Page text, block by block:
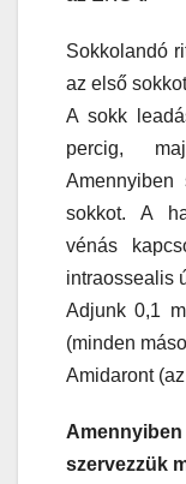
Sokkolandó
az első
A sokk
percig,
sokkot. A
vénás
intraossealis
Adjunk 0,1
(minden
Amidaront
szervezzük